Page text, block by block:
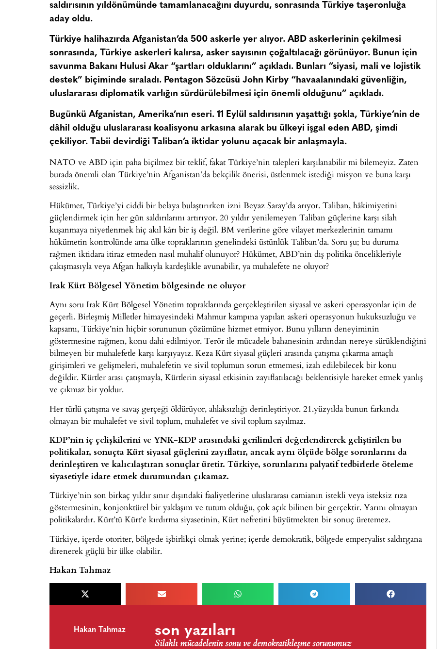
saldırısının yıldönümünde tamamlanacağını duyurdu, sonrasında Türkiye taşeronluğa
aday oldu.
Türkiye halihazırda Afganistan’da 500 askerle yer alıyor. ABD askerlerinin çekilmesi
sonrasında, Türkiye askerleri kalırsa, asker sayısının çoğaltılacağı görünüyor. Bunun için
savunma Bakanı Hulusi Akar “şartları olduklarını” açıkladı. Bunları “siyasi, mali ve lojistik
destek” biçiminde sıraladı. Pentagon Sözcüsü John Kirby “havaalanındaki güvenliğin,
uluslararası diplomatik varlığın sürdürülebilmesi için önemli olduğunu” açıkladı.
Bugünkü Afganistan, Amerika’nın eseri. 11 Eylül saldırısının yaşattığı şokla, Türkiye’nin de
dâhil olduğu uluslararası koalisyonu arkasına alarak bu ülkeyi işgal eden ABD, şimdi
çekiliyor. Tabii devirdiği Taliban’a iktidar yolunu açacak bir anlaşmayla.
NATO ve ABD için paha biçilmez bir teklif, fakat Türkiye’nin talepleri karşılanabilir mi bilemeyiz. Zaten
burada önemli olan Türkiye’nin Afganistan’da bekçilik önerisi, üstlenmek istediği misyon ve buna karşı
sessizlik.
Hükümet, Türkiye’yi ciddi bir belaya bulaştırırken izni Beyaz Saray’da arıyor. Taliban, hâkimiyetini
güçlendirmek için her gün saldırılarını artırıyor. 20 yıldır yenilemeyen Taliban güçlerine karşı silah
kuşanmaya niyetlenmek hiç akıl kârı bir iş değil. BM verilerine göre vilayet merkezlerinin tamamı
hükümetin kontrolünde ama ülke topraklarının genelindeki üstünlük Taliban’da. Soru şu; bu duruma
rağmen iktidara itiraz etmeden nasıl muhalif olunuyor? Hükümet, ABD’nin dış politika öncelikleriyle
çakışmasıyla veya Afgan halkıyla kardeşlikle avunabilir, ya muhalefete ne oluyor?
Irak Kürt Bölgesel Yönetim bölgesinde ne oluyor
Aynı soru Irak Kürt Bölgesel Yönetim topraklarında gerçekleştirilen siyasal ve askeri operasyonlar için de
geçerli. Birleşmiş Milletler himayesindeki Mahmur kampına yapılan askeri operasyonun hukuksuzluğu ve
kapsamı, Türkiye’nin hiçbir sorununun çözümüne hizmet etmiyor. Bunu yılların deneyiminin
göstermesine rağmen, konu dahi edilmiyor. Terör ile mücadele bahanesinin ardından nereye sürüklendiğini
bilmeyen bir muhalefetle karşı karşıyayız. Keza Kürt siyasal güçleri arasında çatışma çıkarma amaçlı
girişimleri ve gelişmeleri, muhalefetin ve sivil toplumun sorun etmemesi, izah edilebilecek bir konu
değildir. Kürtler arası çatışmayla, Kürtlerin siyasal etkisinin zayıflatılacağı beklentisiyle hareket etmek yanlış
ve çıkmaz bir yoldur.
Her türlü çatışma ve savaş gerçeği öldürüyor, ahlaksızlığı derinleştiriyor. 21.yüzyılda bunun farkında
olmayan bir muhalefet ve sivil toplum, muhalefet ve sivil toplum sayılmaz.
KDP’nin iç çelişkilerini ve YNK-KDP arasındaki gerilimleri değerlendirerek geliştirilen bu
politikalar, sonuçta Kürt siyasal güçlerini zayıflatır, ancak aynı ölçüde bölge sorunlarını da
derinleştiren ve kalıcılaştıran sonuçlar üretir. Türkiye, sorunlarını palyatif tedbirlerle öteleme
siyasetiyle idare etmek durumundan çıkamaz.
Türkiye’nin son birkaç yıldır sınır dışındaki faaliyetlerine uluslararası camianın istekli veya isteksiz rıza
göstermesinin, konjonktürel bir yaklaşım ve tutum olduğu, çok açık bilinen bir gerçektir. Yarını olmayan
politikalardır. Kürt’tü Kürt’e kırdırma siyasetinin, Kürt nefretini büyütmekten bir sonuç üretemez.
Türkiye, içerde otoriter, bölgede işbirlikçi olmak yerine; içerde demokratik, bölgede emperyalist saldırgana
direnerek güçlü bir ülke olabilir.
Hakan Tahmaz
Hakan Tahmaz son yazıları
Silahlı mücadelenin sonu ve demokratikleşme sorunumuz